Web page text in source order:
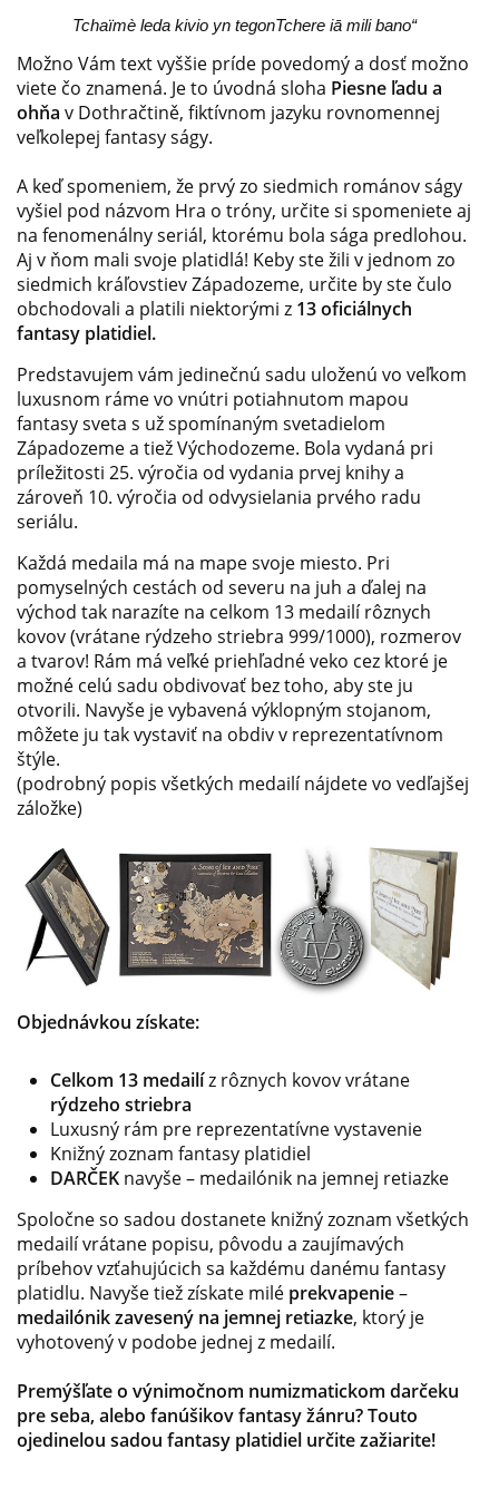
Tchaïmè leda kivio yn tegonTchere iā mili bano“
Možno Vám text vyššie príde povedomý a dosť možno
viete čo znamená. Je to úvodná sloha Piesne ľadu a
ohňa v Dothračtině, fiktívnom jazyku rovnomennej
veľkolepej fantasy ságy.
A keď spomeniem, že prvý zo siedmich románov ságy
vyšiel pod názvom Hra o tróny, určite si spomeniete aj
na fenomenálny seriál, ktorému bola sága predlohou.
Aj v ňom mali svoje platidlá! Keby ste žili v jednom zo
siedmich kráľovstiev Západozeme, určite by ste čulo
obchodovali a platili niektorými z 13 oficiálnych
fantasy platidiel.
Predstavujem vám jedinečnú sadu uloženú vo veľkom
luxusnom ráme vo vnútri potiahnutom mapou
fantasy sveta s už spomínaným svetadielom
Západozeme a tiež Východozeme. Bola vydaná pri
príležitosti 25. výročia od vydania prvej knihy a
zároveň 10. výročia od odvysielania prvého radu
seriálu.
Každá medaila má na mape svoje miesto. Pri
pomyselných cestách od severu na juh a ďalej na
východ tak narazíte na celkom 13 medailí rôznych
kovov (vrátane rýdzeho striebra 999/1000), rozmerov
a tvarov! Rám má veľké priehľadné veko cez ktoré je
možné celú sadu obdivovať bez toho, aby ste ju
otvorili. Navyše je vybavená výklopným stojanom,
môžete ju tak vystaviť na obdiv v reprezentatívnom
štýle.
(podrobný popis všetkých medailí nájdete vo vedľajšej
záložke)
Objednávkou získate:
Celkom 13 medailíz rôznych kovov vrátane
rýdzeho striebra
Luxusný rám pre reprezentatívne vystavenie
Knižný zoznam fantasy platidiel
DARČEK navyše – medailónik na jemnej retiazke
Spoločne so sadou dostanete knižný zoznam všetkých
medailí vrátane popisu, pôvodu a zaujímavých
príbehov vzťahujúcich sa každému danému fantasy
platidlu. Navyše tiež získate milé prekvapenie–
medailónik zavesený na jemnej retiazke, ktorý je
vyhotovený v podobe jednej z medailí.
Premýšľate o výnimočnom numizmatickom darčeku
pre seba, alebo fanúšikov fantasy žánru? Touto
ojedinelou sadou fantasy platidiel určite zažiarite!